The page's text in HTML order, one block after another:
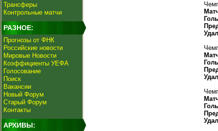
Трансферы
Контрольные матчи
РАЗНОЕ:
Прогнозы от ФНК
Российские новости
Мировые Новости
Коэффициенты УЕФА
Голосование
Поиск
Вакансии
Новый Форум
Старый Форум
Контакты
АРХИВЫ: